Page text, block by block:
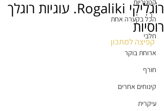
קטגוריות
הכל בקערה אחת
חלבי
ארוחת בוקר
חורף
קינוחים אחרים
עיקרית
רוֹגְלִיקִי Rogaliki. עוגיות רוגלך
רוסיות
קפיצה למתכון